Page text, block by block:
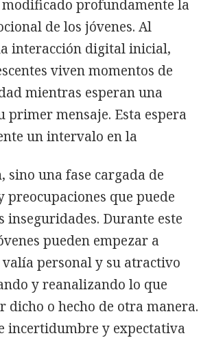
profundamente la
de los jóvenes. Al
interacción digital inicial,
viven momentos de
mientras esperan una
primer mensaje. Esta espera
un intervalo en la
sino una fase cargada de
preocupaciones que puede
inseguridades. Durante este
pueden empezar a
personal y su atractivo
y reanalizando lo que
dicho o hecho de otra manera.
incertidumbre y expectativa